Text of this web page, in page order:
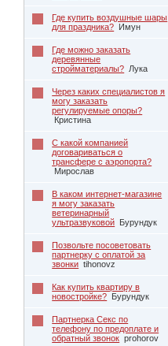
Где купить воздушные шары
для праздника? Имун
Где можно заказать
деревянные
стройматериалы? Лука
Через каких специалистов я
могу заказать
регулируемые опоры?
Кристина
С какой компанией
договариваться о
трансфере с аэропорта?
Мирослав
В каком интернет-магазине
я могу заказать
ветеринарный
ультразвуковой Бурундук
Позвольте посоветовать
партнерку с оплатой за
звонки tihonovz
Как купить квартиру в
новостройке? Бурундук
Партнерка Секс по
телефону по предоплате и
обратный звонок prohorov